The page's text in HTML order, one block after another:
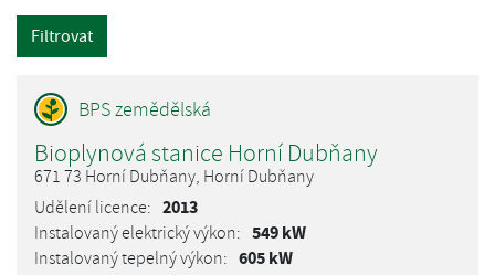
Filtrovat
Bioplynová stanice Horní Dubňany
671 73 Horní Dubňany, Horní Dubňany
2013
549 kW
605 kW